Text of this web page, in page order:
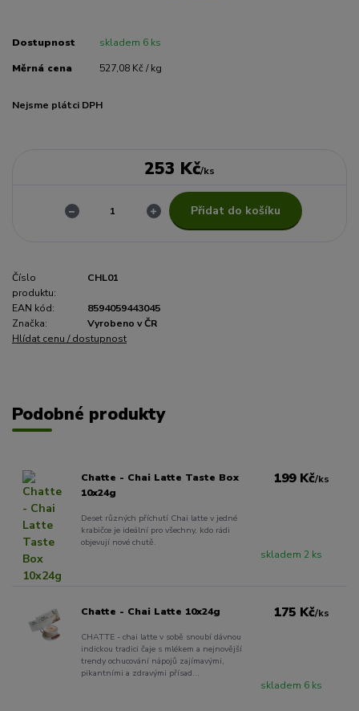
Dostupnost skladem 6 ks
Měrná cena 527,08 Kč / kg
Nejsme plátci DPH
253 Kč/ks
Přidat do košíku
Číslo
produktu:
CHL01
EAN kód:
8594059443045
Značka:
Vyrobeno v ČR
Hlídat cenu / dostupnost
Podobné produkty
Chatte - Chai Latte Taste Box
10x24g
Deset různých příchutí Chai latte v jedné
krabičce je ideální pro všechny, kdo rádi
objevují nové chutě.
199 Kč/ks
skladem 2 ks
Chatte - Chai Latte 10x24g
CHATTE - chai latte v sobě snoubí dávnou
indickou tradici čaje s mlékem a nejnovější
trendy ochucování nápojů zajímavými,
pikantními a zdravými přísad...
175 Kč/ks
skladem 6 ks